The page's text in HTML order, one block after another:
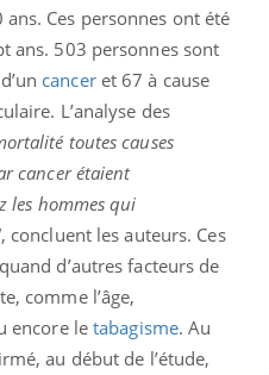
Ces personnes ont été
ans. 503 personnes sont
canceret 67 à cause
L’analyse des
toutes causes
cancer étaient
les hommes qui
, concluent les auteurs. Ces
d’autres facteurs de
comme l’âge,
encore letabagisme. Au
au début de l’étude,